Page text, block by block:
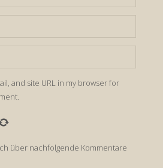
and site URL in my browser for
über nachfolgende Kommentare